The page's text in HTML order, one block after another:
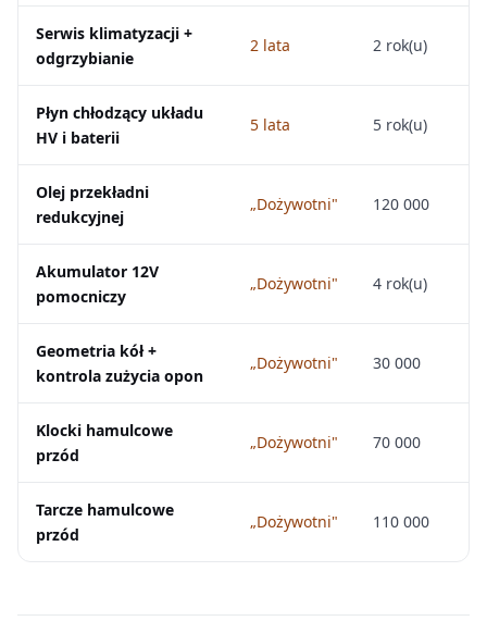
Serwis klimatyzacji +
odgrzybianie
2 lata 2 rok(u)
Płyn chłodzący układu
HV i baterii
5 lata 5 rok(u)
Olej przekładni
redukcyjnej
„Dożywotni" 120 000
Akumulator 12V
pomocniczy
„Dożywotni" 4 rok(u)
Geometria kół +
kontrola zużycia opon
„Dożywotni" 30 000
Klocki hamulcowe
przód
„Dożywotni" 70 000
Tarcze hamulcowe
przód
„Dożywotni" 110 000